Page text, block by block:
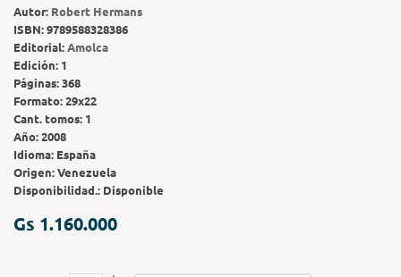
Autor: Robert Hermans
ISBN:9789588328386
Editorial:Amolca
Edición: 1
Páginas:368
Formato:29x22
Cant. tomos: 1
Año:2008
Idioma: España
Origen:Venezuela
Disponibilidad.: Disponible
Gs 1.160.000